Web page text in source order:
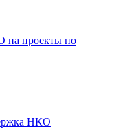
на проекты по
НКО